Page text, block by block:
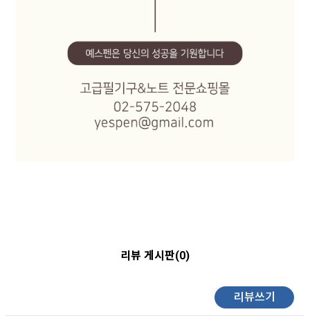
리뷰 게시판(0)
리뷰쓰기